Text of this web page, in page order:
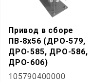
Привод в сборе
ПВ-8х56 (ДРО-579,
ДРО-585, ДРО-586,
ДРО-606)
105790400000